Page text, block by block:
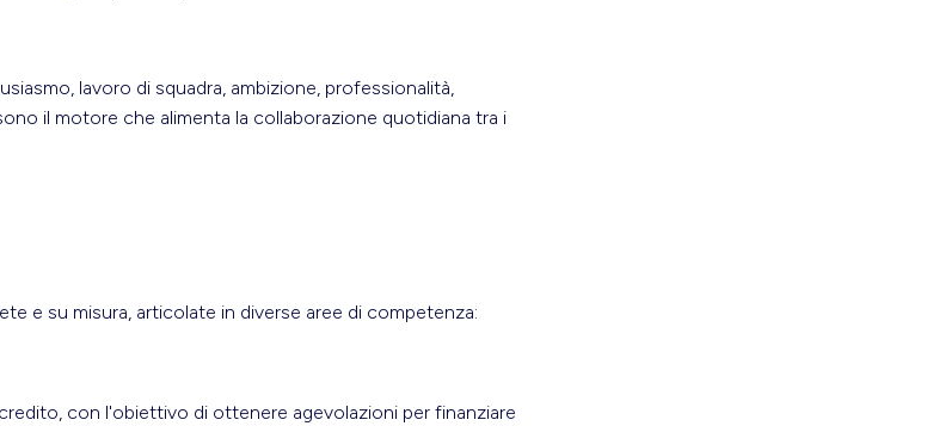
lavoro di squadra, ambizione, professionalità,
il motore che alimenta la collaborazione quotidiana tra i
e su misura, articolate in diverse aree di competenza:
con l'obiettivo di ottenere agevolazioni per finanziare